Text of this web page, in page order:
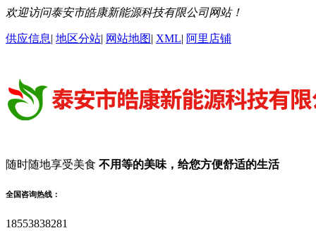
欢迎访问泰安市皓康新能源科技有限公司网站！
供应信息| 地区分站| 网站地图| XML| 阿里店铺
随时随地享受美食 不用等的美味，给您方便舒适的生活
全国咨询热线：
18553838281